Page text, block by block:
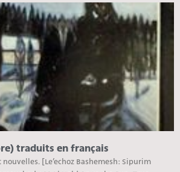
traduits en français
[Le’echoz Bashemesh: Sipurim